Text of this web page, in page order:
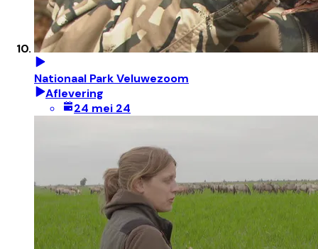
Nationaal Park Veluwezoom
Aflevering
24 mei 24